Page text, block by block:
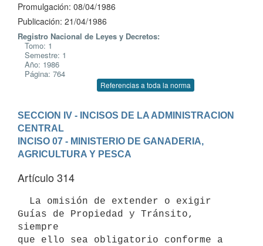
Promulgación: 08/04/1986
Publicación: 21/04/1986
Registro Nacional de Leyes y Decretos:
Tomo: 1
Semestre: 1
Año: 1986
Página: 764
Referencias a toda la norma
SECCION IV - INCISOS DE LA ADMINISTRACION
CENTRAL
INCISO 07 - MINISTERIO DE GANADERIA,
AGRICULTURA Y PESCA
Artículo 314
Guías de Propiedad y Tránsito,
siempre
que ello sea obligatorio conforme a